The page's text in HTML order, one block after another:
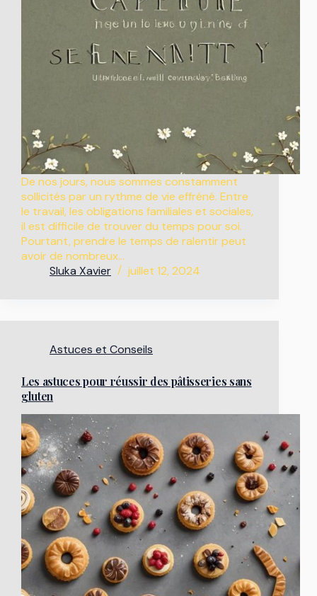
De nos jours, nous sommes constamment
sollicités par un rythme de vie effréné. Entre
le travail, les obligations familiales et sociales,
il est difficile de trouver du temps pour soi.
Pourtant, prendre le temps de ralentir peut
avoir de nombreux…
Sluka Xavier
juillet 12, 2024
Astuces et Conseils
Les astuces pour réussir des pâtisseries sans
gluten